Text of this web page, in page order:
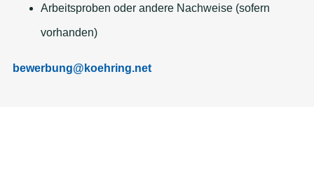
Arbeitsproben oder andere Nachweise (sofern
vorhanden)
bewerbung@koehring.net